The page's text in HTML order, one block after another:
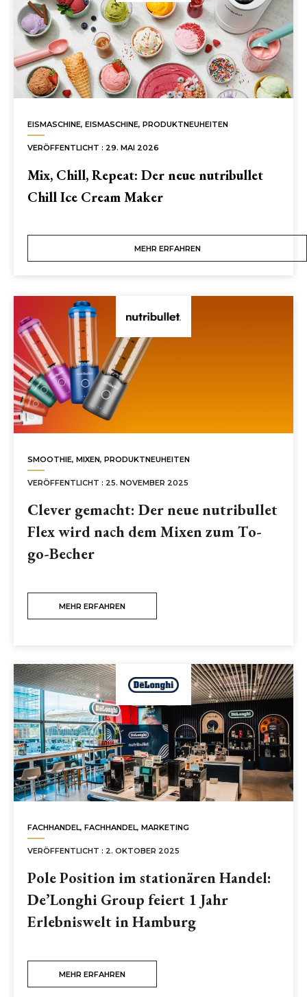
NUTRIBULLET
DE’LONGHI DEUTSCHLAND
KONTAKT
EISMASCHINE, EISMASCHINE, PRODUKTNEUHEITEN
VERÖFFENTLICHT : 29. MAI 2026
Mix, Chill, Repeat: Der neue nutribullet
Chill Ice Cream Maker
MEHR ERFAHREN
SMOOTHIE, MIXEN, PRODUKTNEUHEITEN
VERÖFFENTLICHT : 25. NOVEMBER 2025
Clever gemacht: Der neue nutribullet
Flex wird nach dem Mixen zum To-
go-Becher
MEHR ERFAHREN
FACHHANDEL, FACHHANDEL, MARKETING
VERÖFFENTLICHT : 2. OKTOBER 2025
Pole Position im stationären Handel:
De’Longhi Group feiert 1 Jahr
Erlebniswelt in Hamburg
MEHR ERFAHREN